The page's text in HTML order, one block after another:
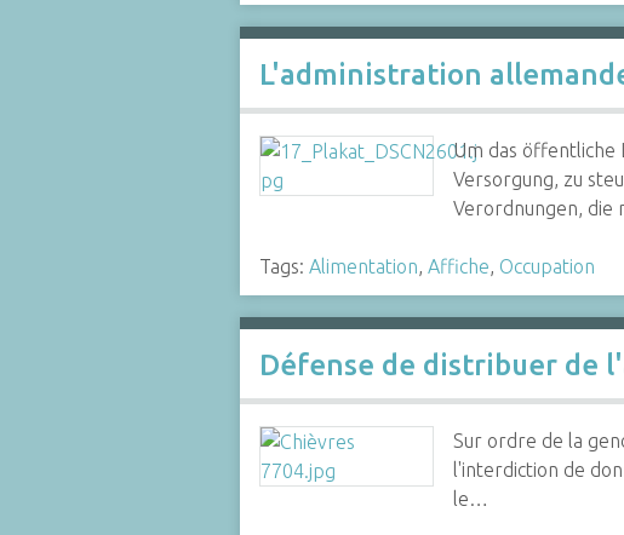
L'administration
Um das öffentliche
Versorgung, zu
Verordnungen, die
Tags: Alimentation, Affiche, Occupation
Défense de distribuer de
Sur ordre de la
l'interdiction de
le…